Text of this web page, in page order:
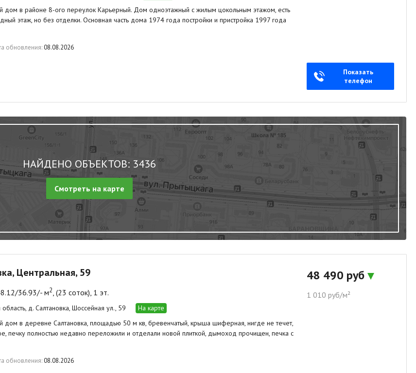
дом в районе 8-ого переулок Карьерный. Дом одноэтажный с жилым цокольным этажом, есть
этаж, но без отделки. Основная часть дома 1974 года постройки и пристройка 1997 года
обновления:08.08.2026
Показать
телефон
НАЙДЕНО ОБЪЕКТОВ: 3436
Смотреть на карте
Центральная, 59
36.93/- м2 , (23 соток), 1 эт.
д. Салтановка, Шоссейная ул., 59
На карте
дом в деревне Салтановка, площадью 50 м кв, бревенчатый, крыша шиферная, нигде не течет,
печку полностью недавно переложили и отделали новой плиткой, дымоход прочищен, печка с
обновления:08.08.2026
48 490 руб
1 010 руб/м²